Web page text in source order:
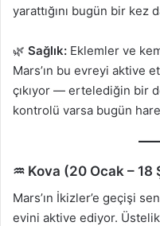
yarattığını bugün bir kez
🌿 Sağlık: Eklemler ve
Mars’ın bu evreyi aktive
çıkıyor — ertelediğin bir
kontrolü varsa bugün
♒ Kova (20 Ocak – 18
Mars’ın İkizler’e geçişi
evini aktive ediyor.